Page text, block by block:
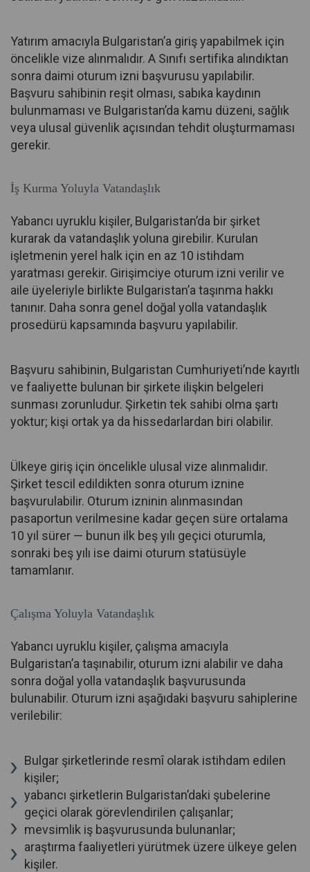
Yatırım amacıyla Bulgaristan’a giriş yapabilmek için
öncelikle vize alınmalıdır. A Sınıfı sertifika alındıktan
sonra daimi oturum izni başvurusu yapılabilir.
Başvuru sahibinin reşit olması, sabıka kaydının
bulunmaması ve Bulgaristan’da kamu düzeni, sağlık
veya ulusal güvenlik açısından tehdit oluşturmaması
gerekir.
İş Kurma Yoluyla Vatandaşlık
Yabancı uyruklu kişiler, Bulgaristan’da bir şirket
kurarak da vatandaşlık yoluna girebilir. Kurulan
işletmenin yerel halk için en az 10 istihdam
yaratması gerekir. Girişimciye oturum izni verilir ve
aile üyeleriyle birlikte Bulgaristan’a taşınma hakkı
tanınır. Daha sonra genel doğal yolla vatandaşlık
prosedürü kapsamında başvuru yapılabilir.
Başvuru sahibinin, Bulgaristan Cumhuriyeti’nde kayıtlı
ve faaliyette bulunan bir şirkete ilişkin belgeleri
sunması zorunludur. Şirketin tek sahibi olma şartı
yoktur; kişi ortak ya da hissedarlardan biri olabilir.
Ülkeye giriş için öncelikle ulusal vize alınmalıdır.
Şirket tescil edildikten sonra oturum iznine
başvurulabilir. Oturum izninin alınmasından
pasaportun verilmesine kadar geçen süre ortalama
10 yıl sürer — bunun ilk beş yılı geçici oturumla,
sonraki beş yılı ise daimi oturum statüsüyle
tamamlanır.
Çalışma Yoluyla Vatandaşlık
Yabancı uyruklu kişiler, çalışma amacıyla
Bulgaristan’a taşınabilir, oturum izni alabilir ve daha
sonra doğal yolla vatandaşlık başvurusunda
bulunabilir. Oturum izni aşağıdaki başvuru sahiplerine
verilebilir:
Bulgar şirketlerinde resmî olarak istihdam edilen
kişiler;
yabancı şirketlerin Bulgaristan’daki şubelerine
geçici olarak görevlendirilen çalışanlar;
mevsimlik iş başvurusunda bulunanlar;
araştırma faaliyetleri yürütmek üzere ülkeye gelen
kişiler.